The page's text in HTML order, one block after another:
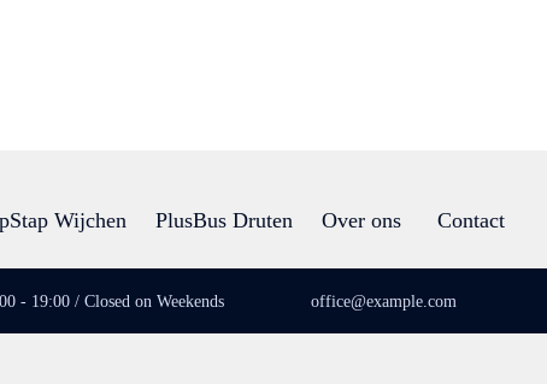
Wijchen PlusBus Druten Over ons Contact
- 19:00 / Closed on Weekends office@example.com